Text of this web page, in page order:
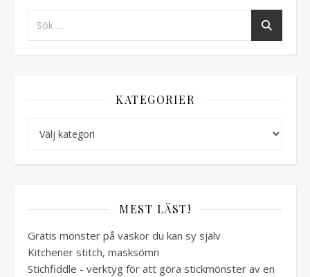
KATEGORIER
MEST LÄST!
Gratis mönster på väskor du kan sy själv
Kitchener stitch, masksömn
Stichfiddle - verktyg för att göra stickmönster av en